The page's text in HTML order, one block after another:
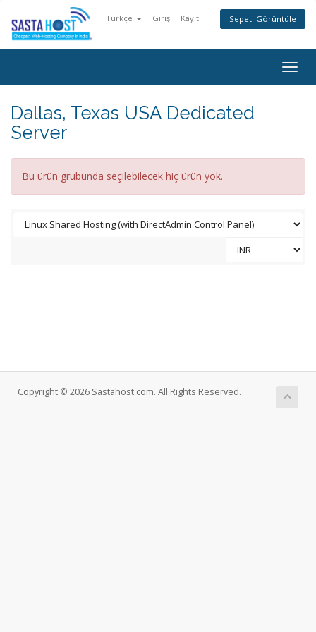
Türkçe Giriş Kayıt Sepeti Görüntüle
Dallas, Texas USA Dedicated
Server
Bu ürün grubunda seçilebilecek hiç ürün yok.
Copyright © 2026 Sastahost.com. All Rights Reserved.